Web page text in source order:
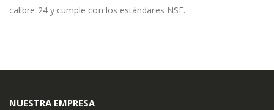
calibre 24 y cumple con los estándares NSF.
NUESTRA EMPRESA